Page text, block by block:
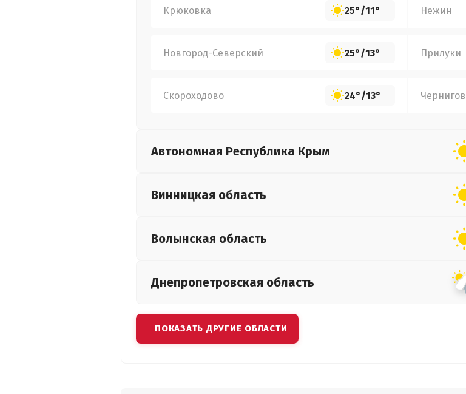
Крюковка 25°/11° Нежин
Новгород-Северский 25°/13° Прилуки
Скороходово 24°/13° Чернигов
Автономная Республика Крым
Винницкая область
Волынская область
Днепропетровская область
ПОКАЗАТЬ ДРУГИЕ ОБЛАСТИ